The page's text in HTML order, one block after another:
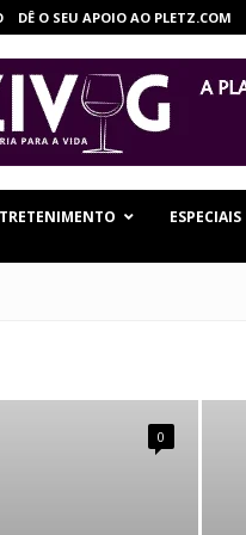
DÊ O SEU APOIO AO PLETZ.COM
ESPECIAIS
0